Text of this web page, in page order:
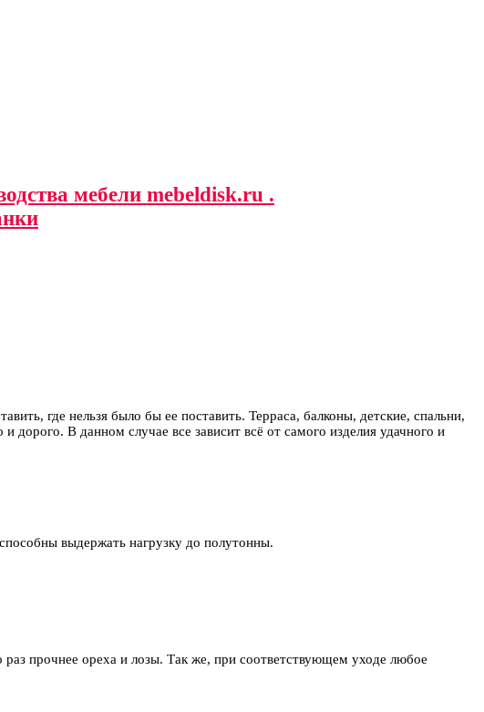
мебели mebeldisk.ru .
где нельзя было бы ее поставить. Терраса, балконы, детские, спальни,
В данном случае все зависит всё от самого изделия удачного и
выдержать нагрузку до полутонны.
прочнее ореха и лозы. Так же, при соответствующем уходе любое